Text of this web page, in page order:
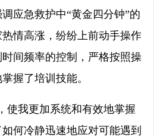
应急救护中“黄金四分钟”的
情高涨，纷纷上前动手操作
间频率的控制，严格按照操
握了培训技能。
使我更加系统和有效地掌握
何冷静迅速地应对可能遇到